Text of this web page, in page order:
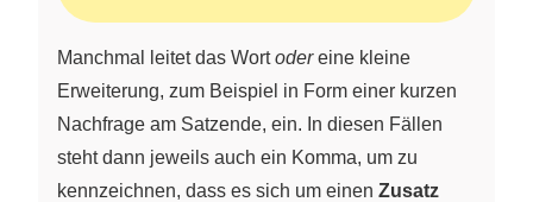
Manchmal leitet das Wortodereine kleine
Erweiterung, zum Beispiel in Form einer kurzen
Nachfrage am Satzende, ein. In diesen Fällen
steht dann jeweils auch ein Komma, um zu
kennzeichnen, dass es sich um einen Zusatz